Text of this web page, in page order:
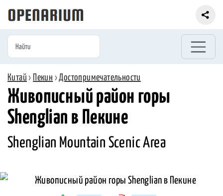
Китай › Пекин ›Достопримечательности
Живописный район горы
Shenglian в Пекине
Shenglian Mountain Scenic Area